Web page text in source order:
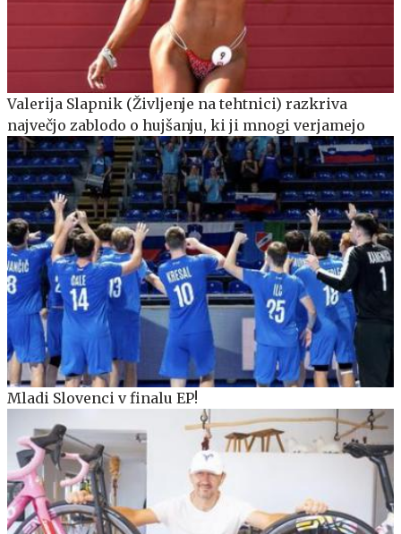
Valerija Slapnik (Življenje na tehtnici) razkriva
največjo zablodo o hujšanju, ki ji mnogi verjamejo
Mladi Slovenci v finalu EP!